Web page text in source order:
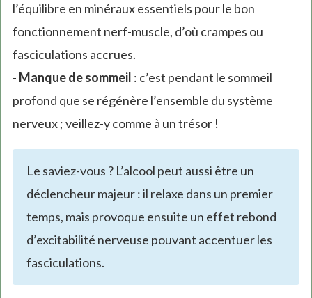
l’équilibre en minéraux essentiels pour le bon
fonctionnement nerf-muscle, d’où crampes ou
fasciculations accrues.
- Manque de sommeil : c’est pendant le sommeil
profond que se régénère l’ensemble du système
nerveux ; veillez-y comme à un trésor !
Le saviez-vous ? L’alcool peut aussi être un
déclencheur majeur : il relaxe dans un premier
temps, mais provoque ensuite un effet rebond
d’excitabilité nerveuse pouvant accentuer les
fasciculations.